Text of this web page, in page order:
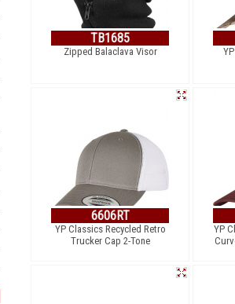
TB1685
Zipped Balaclava Visor
6606RT
YP Classics Recycled Retro
Trucker Cap 2-Tone
YP